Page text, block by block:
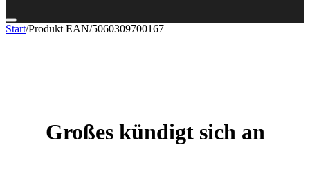
Start/Produkt EAN/5060309700167
Großes kündigt sich an